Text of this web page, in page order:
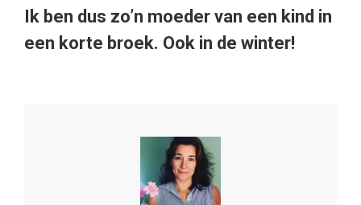
Ik ben dus zo’n moeder van een kind in
een korte broek. Ook in de winter!